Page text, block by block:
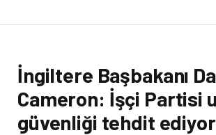
İngiltere Başbakanı
Cameron: İşçi Partisi
güvenliği tehdit ediyor